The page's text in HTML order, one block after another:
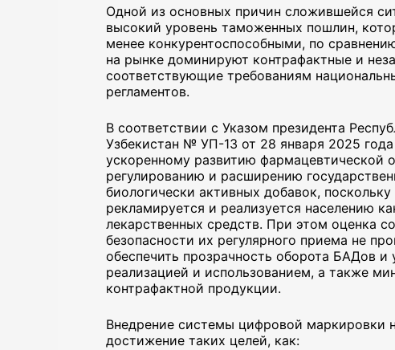
Одной из основных причин сложившейся
высокий уровень таможенных пошлин,
менее конкурентоспособными, по
на рынке доминируют контрафактные и
соответствующие требованиям
регламентов.
В соответствии с Указом президента
Узбекистан № УП-13 от 28 января 2025
ускоренному развитию фармацевтической
регулированию и расширению
биологически активных добавок,
рекламируется и реализуется населению
лекарственных средств. При этом оценка
безопасности их регулярного приема не
обеспечить прозрачность оборота БАДов и
реализацией и использованием, а также
контрафактной продукции.
Внедрение системы цифровой маркировки
достижение таких целей, как: